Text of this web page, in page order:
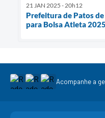
21 JAN 2025 - 20h12
Prefeitura de Patos
para Bolsa Atleta 2025
Acompanhe a